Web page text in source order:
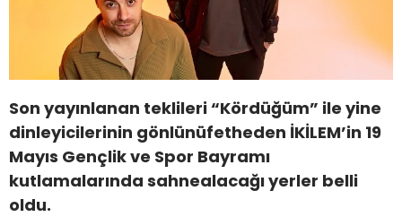
Son yayınlanan teklileri “Kördüğüm” ile yine
dinleyicilerinin gönlünüfetheden İKİLEM’in 19
Mayıs Gençlik ve Spor Bayramı
kutlamalarında sahnealacağı yerler belli
oldu.